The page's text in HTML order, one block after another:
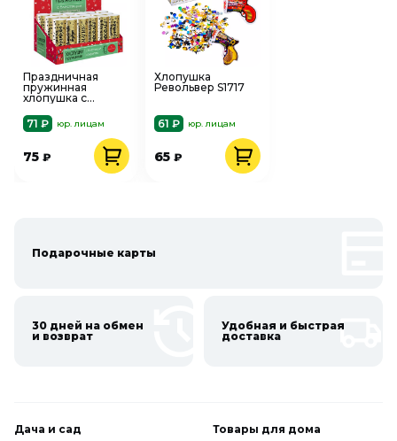
Праздничная
пружинная
хлопушка с
золотистого
конфетти 11см
71 ₽ юр. лицам
75 ₽
Хлопушка
Револьвер S1717
61 ₽ юр. лицам
65 ₽
Подарочные карты
30 дней на обмен
и возврат
Удобная и быстрая
доставка
Дача и сад
Товары для дома